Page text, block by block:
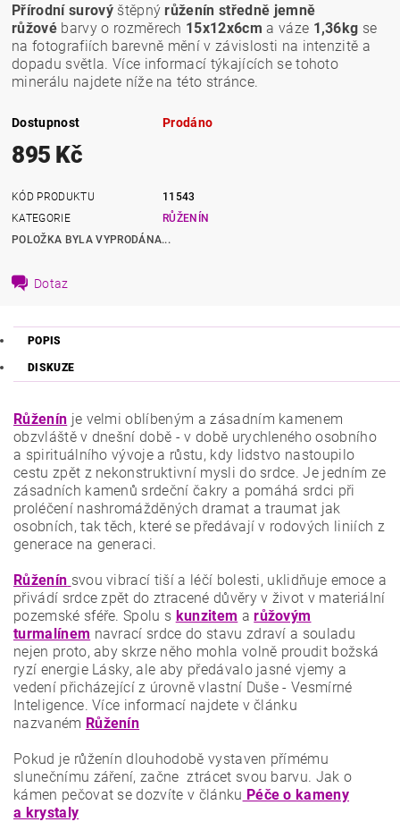
Přírodní surovýštěpný růženín středně jemně
růžové barvy o rozměrech 15x12x6cma váze 1,36kg se
na fotografiích barevně mění v závislosti na intenzitě a
dopadu světla. Více informací týkajících se tohoto
minerálu najdete níže na této stránce.
Dostupnost Prodáno
895 Kč
KÓD PRODUKTU
11543
KATEGORIE
RŮŽENÍN
POLOŽKA BYLA VYPRODÁNA...
Dotaz
POPIS
DISKUZE
Růženín je velmi oblíbeným a zásadním kamenem
obzvláště v dnešní době - v době urychleného osobního
a spirituálního vývoje a růstu, kdy lidstvo nastoupilo
cestu zpět z nekonstruktivní mysli do srdce. Je jedním ze
zásadních kamenů srdeční čakry a pomáhá srdci při
proléčení nashromážděných dramat a traumat jak
osobních, tak těch, které se předávají v rodových liniích z
generace na generaci.
Růženín svou vibrací tiší a léčí bolesti, uklidňuje emoce a
přivádí srdce zpět do ztracené důvěry v život v materiální
pozemské sféře. Spolu s kunzitem arůžovým
turmalínem navrací srdce do stavu zdraví a souladu
nejen proto, aby skrze něho mohla volně proudit božská
ryzí energie Lásky, ale aby předávalo jasné vjemy a
vedení přicházející z úrovně vlastní Duše - Vesmírné
Inteligence. Více informací najdete v článku
nazvaném Růženín
Pokud je růženín dlouhodobě vystaven přímému
slunečnímu záření, začne ztrácet svou barvu. Jak o
kámen pečovat se dozvíte v článku Péče o kameny
a krystaly